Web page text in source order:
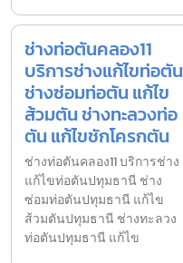
ช่างท่อตันคลอง11
บริการช่างแก้ไขท่อตัน
ช่างซ่อมท่อตัน แก้ไข
ส้วมตัน ช่างทะลวงท่อ
ตัน แก้ไขชักโครกตัน
ช่างท่อตันคลอง11 บริการช่าง
แก้ไขท่อตันปทุมธานี ช่าง
ซ่อมท่อตันปทุมธานี แก้ไข
ส้วมตันปทุมธานี ช่างทะลวง
ท่อตันปทุมธานี แก้ไข